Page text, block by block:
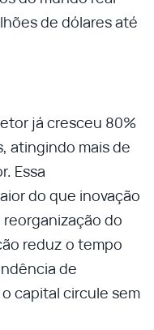
de dólares até
já cresceu 80%
atingindo mais de
Essa
do que inovação
do
reduz o tempo
de
capital circule sem